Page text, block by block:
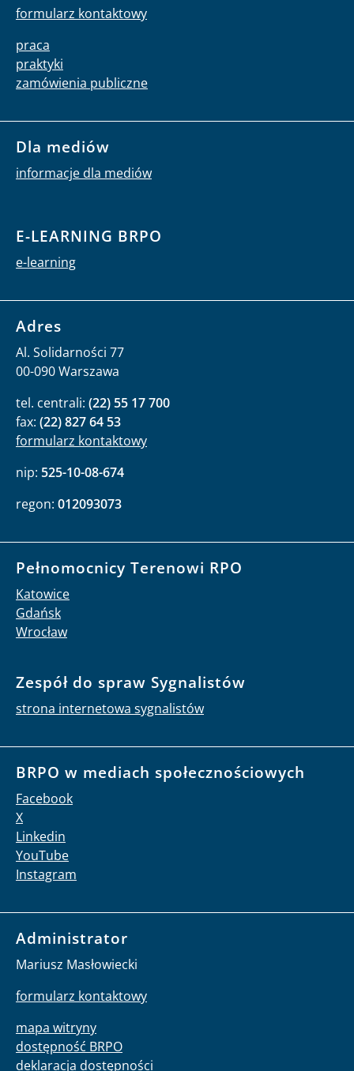
formularz kontaktowy
praca
praktyki
zamówienia publiczne
Dla mediów
informacje dla mediów
E-LEARNING BRPO
e-learning
Adres
Al. Solidarności 77
00-090 Warszawa
tel. centrali: (22) 55 17 700
fax: (22) 827 64 53
formularz kontaktowy
nip: 525-10-08-674
regon: 012093073
Pełnomocnicy Terenowi RPO
Katowice
Gdańsk
Wrocław
Zespół do spraw Sygnalistów
strona internetowa sygnalistów
BRPO w mediach społecznościowych
Facebook
X
Linkedin
YouTube
Instagram
Administrator
Mariusz Masłowiecki
formularz kontaktowy
mapa witryny
dostępność BRPO
deklaracja dostępności